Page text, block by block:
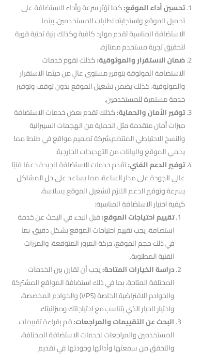
تحسين أداء الموقع:كما تؤثر سرعة وأداء الاستضافة على
تحميل الموقع واستجابته لطلبات المستخدمين. بينما
الاستضافة المناسبة تقدم موارد كافية وكذلك بنية تحتية قوية
لتحقيق تجربة مستخدم ممتازة.
ضمان الاستقرار والموثوقية:كذلك تقوم خدمات
الاستضافة الموثوقة بتوفير مستوى عالٍ من حيثما الاستقرار
والموثوقية، كذلك يضمن تشغيل الموقع بدون توقف وتوفير
خدمة مستمرة للمستخدمين.
توفير الأمان والحماية:كذلك تقدم بعض خدمات الاستضافة
ميزات أمان متقدمة مثل الحماية من الهجمات السيبرانية
والنسخ الاحتياطي المنتظم،شركة تصميم مواقع في طنطا مما
يحمي الموقع والبيانات من التهديدات الخارجية.
توفير الدعم الفني:تقدم خدمات الاستضافة الجيدة دعمًا فنيًا
عالي الجودة على مدار الساعة، مما يساعد على حل المشاكل
بسرعة وتوفير الدعم اللازم لتشغيل الموقع بسلاسة.
كيفية اختيار الاستضافة المناسبة:
تقييم احتياجات الموقع:قبل البدء في البحث عن خدمة
استضافة، يجب تقييم احتياجات الموقع بشكل دقيق، بما
في ذلك حجم الموقع، حركة المرور المتوقعة، والميزات
الفنية المطلوبة.
دراسة الخيارات المتاحة:يجب أن تقارن بين الخدمات
المختلفة المتاحة، بما في ذلك استضافة المواقع المشتركة
والخوادم الافتراضية الخاصة (VPS) والخوادم المخصصة،
واختيار الخيار الذي يتناسب مع احتياجاتك وميزانيتك.
البحث عن التقييمات والمراجعات:قم بقراءة تقييمات
المستخدمين والمراجعات لخدمات الاستضافة المختلفة،
والتحقق من سمعتها وأدائها وجودتها في تقديم